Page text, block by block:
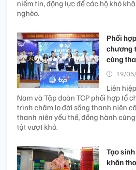
niềm tin, động lực để các hộ khó
nghèo.
Phối
chương
cùng
19/
Liên
Nam và Tập đoàn TCP phối hợp tổ
trình chăm lo đời sống thanh niên
thanh niên yếu thế, đồng hành
tật vượt khó.
Tạo
khăn